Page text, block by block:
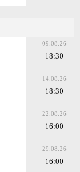
09.08.26
18:30
14.08.26
18:30
22.08.26
16:00
29.08.26
16:00